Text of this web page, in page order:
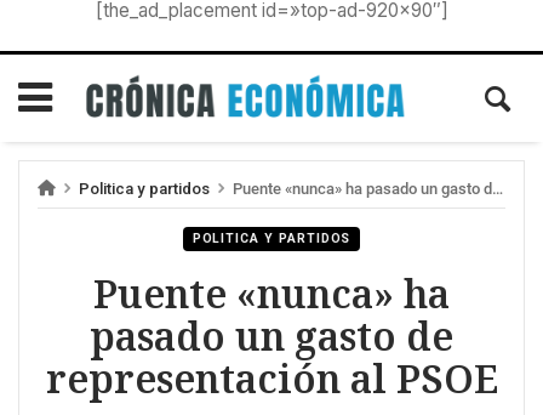
[the_ad_placement id=»top-ad-920×90″]
Politica y partidos Puente «nunca» ha pasado un gasto de representación al PSOE
POLITICA Y PARTIDOS
Puente «nunca» ha
pasado un gasto de
representación al PSOE